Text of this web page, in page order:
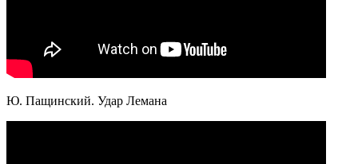
Ю. Пащинский. Удар Лемана